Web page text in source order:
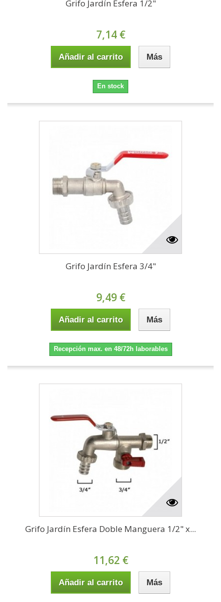
Grifo Jardín Esfera 1/2"
7,14 €
Añadir al carrito Más
En stock
Grifo Jardín Esfera 3/4"
9,49 €
Añadir al carrito Más
Recepción max. en 48/72h laborables
Grifo Jardín Esfera Doble Manguera 1/2" x...
11,62 €
Añadir al carrito Más